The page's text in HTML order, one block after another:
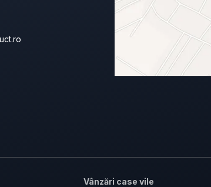
Vânzări case vile